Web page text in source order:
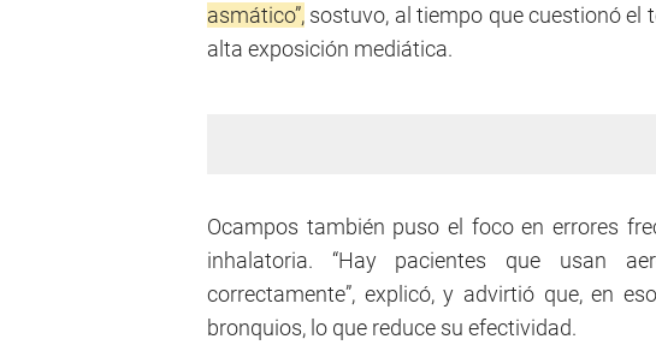
asmático”, sostuvo, al tiempo que cuestionó el
alta exposición mediática.
Ocampos también puso el foco en errores
inhalatoria. “Hay pacientes que usan
correctamente”, explicó, y advirtió que, en
bronquios, lo que reduce su efectividad.